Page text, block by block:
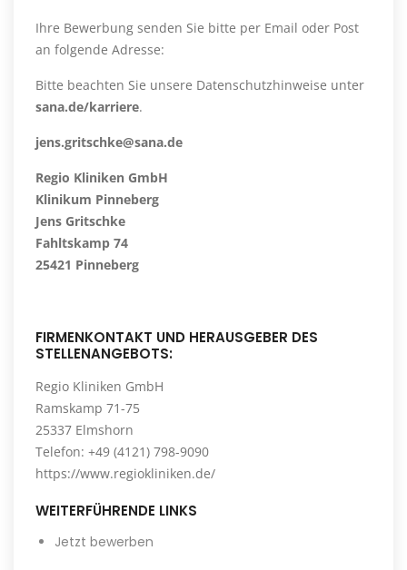
Ihre Bewerbung senden Sie bitte per Email oder Post
an folgende Adresse:
Bitte beachten Sie unsere Datenschutzhinweise unter
sana.de/karriere.
jens.gritschke@sana.de
Regio Kliniken GmbH
Klinikum Pinneberg
Jens Gritschke
Fahltskamp 74
25421 Pinneberg
FIRMENKONTAKT UND HERAUSGEBER DES
STELLENANGEBOTS:
Regio Kliniken GmbH
Ramskamp 71-75
25337 Elmshorn
Telefon: +49 (4121) 798-9090
https://www.regiokliniken.de/
WEITERFÜHRENDE LINKS
Jetzt bewerben